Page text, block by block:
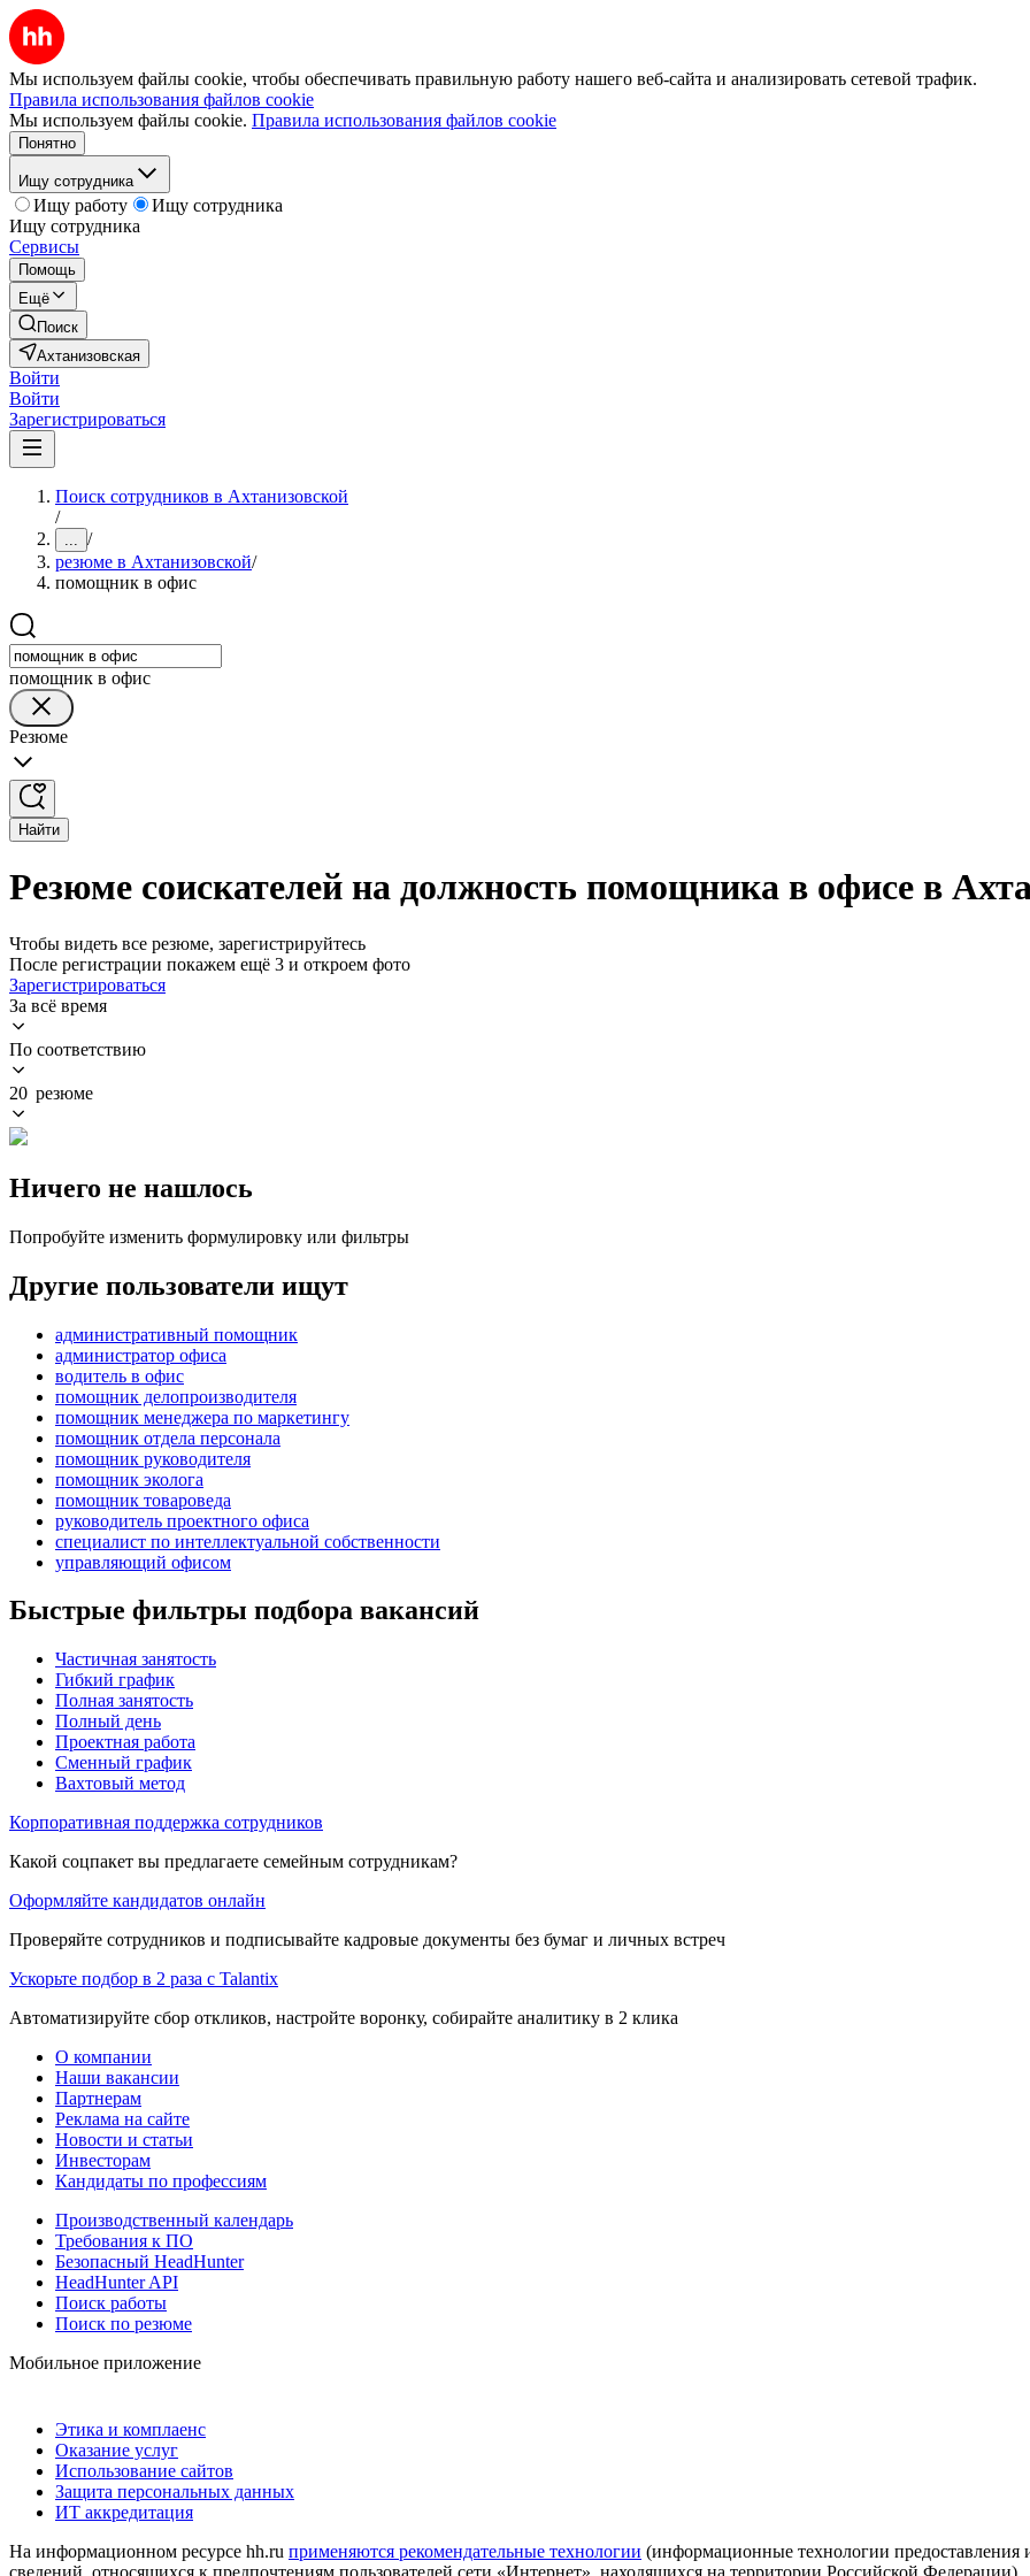
Мы используем файлы cookie, чтобы обеспечивать правильную работу нашего веб-сайта и анализировать сетевой трафик.
Правила использования файлов cookie
Мы используем файлы cookie. Правила использования файлов cookie
Понятно
Ищу сотрудника
Ищу работу
Ищу сотрудника
Ищу сотрудника
Сервисы
Помощь
Ещё
Поиск
Ахтанизовская
Войти
Войти
Зарегистрироваться
Поиск сотрудников в Ахтанизовской
/
... /
резюме в Ахтанизовской/
помощник в офис
помощник в офис
Резюме
Найти
Резюме соискателей на должность помощника в офисе в
Чтобы видеть все резюме, зарегистрируйтесь
После регистрации покажем ещё 3 и откроем фото
Зарегистрироваться
За всё время
По соответствию
20 резюме
Ничего не нашлось
Попробуйте изменить формулировку или фильтры
Другие пользователи ищут
административный помощник
администратор офиса
водитель в офис
помощник делопроизводителя
помощник менеджера по маркетингу
помощник отдела персонала
помощник руководителя
помощник эколога
помощник товароведа
руководитель проектного офиса
специалист по интеллектуальной собственности
управляющий офисом
Быстрые фильтры подбора вакансий
Частичная занятость
Гибкий график
Полная занятость
Полный день
Проектная работа
Сменный график
Вахтовый метод
Корпоративная поддержка сотрудников
Какой соцпакет вы предлагаете семейным сотрудникам?
Оформляйте кандидатов онлайн
Проверяйте сотрудников и подписывайте кадровые документы без бумаг и личных встреч
Ускорьте подбор в 2 раза с Talantix
Автоматизируйте сбор откликов, настройте воронку, собирайте аналитику в 2 клика
О компании
Наши вакансии
Партнерам
Реклама на сайте
Новости и статьи
Инвесторам
Кандидаты по профессиям
Производственный календарь
Требования к ПО
Безопасный HeadHunter
HeadHunter API
Поиск работы
Поиск по резюме
Мобильное приложение
Этика и комплаенс
Оказание услуг
Использование сайтов
Защита персональных данных
ИТ аккредитация
На информационном ресурсе hh.ru применяются рекомендательные технологии (информационные технологии предоставления